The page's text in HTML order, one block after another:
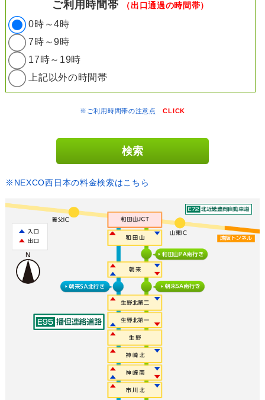
ご利用時間帯 （出口通過の時間帯）
0時～4時
7時～9時
17時～19時
上記以外の時間帯
※ご利用時間帯の注意点CLICK
※NEXCO西日本の料金検索はこちら